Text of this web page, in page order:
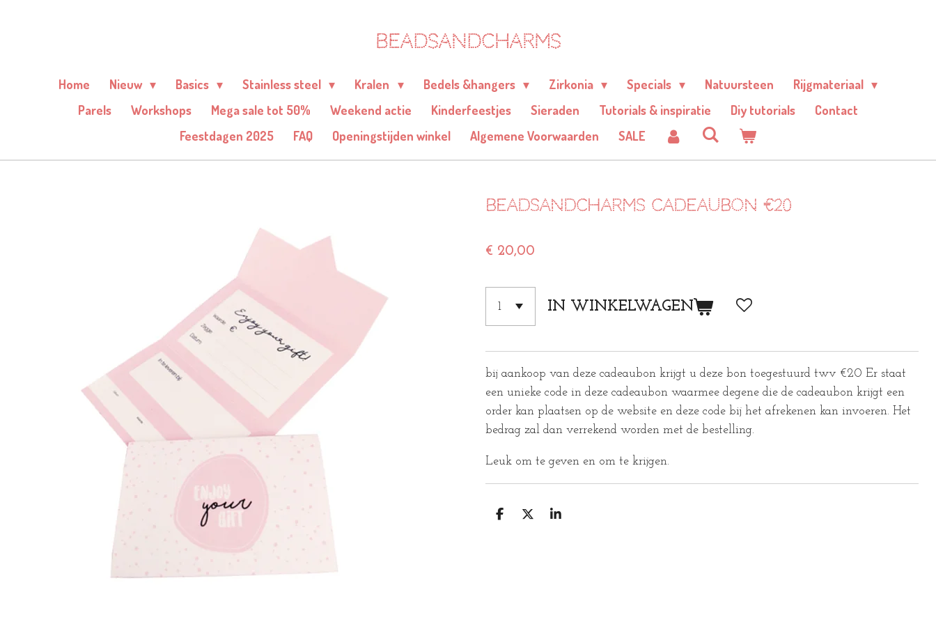
hoofdinhoud
BEADSANDCHARMS
Home Nieuw Basics Stainless steel Kralen Bedels &hangers Zirkonia Specials Natuursteen
Rijgmateriaal
Parels
Workshops Mega sale tot 50% Weekend actie Kinderfeestjes Sieraden Tutorials & inspiratie Diy tutorials
Contact
Feestdagen 2025
FAQ Openingstijden winkel Algemene Voorwaarden SALE
Beadsandcharms cadeaubon €20
€ 20,00
IN WINKELWAGEN
bij aankoop van deze cadeaubon krijgt u deze bon toegestuurd twv €20 Er staat
een unieke code in deze cadeaubon waarmee degene die de cadeaubon krijgt een
order kan plaatsen op de website en deze code bij het afrekenen kan invoeren. Het
bedrag zal dan verrekend worden met de bestelling.
Leuk om te geven en om te krijgen.
D
D
S